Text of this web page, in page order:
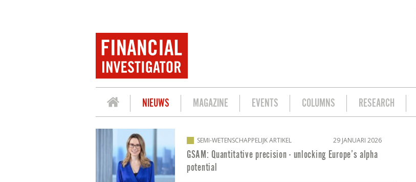
NIEUWS MAGAZINE EVENTS COLUMNS RESEARCH
BERICHTEN OVER FACTORBELEGGENSEMI-WETENSCHAPPELIJK ARTIKEL 29 JANUARI 2026
GSAM: Quantitative precision - unlocking Europe’s alpha
potential